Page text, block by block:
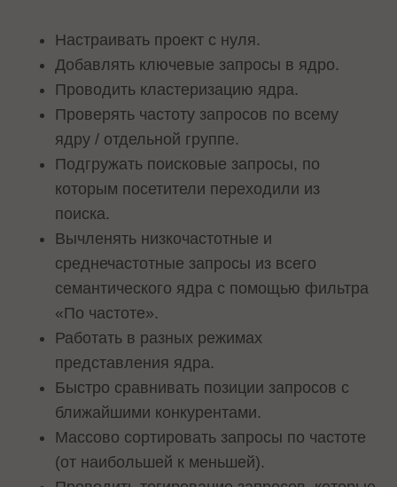
Настраивать проект с нуля.
Добавлять ключевые запросы в ядро.
Проводить кластеризацию ядра.
Проверять частоту запросов по всему
ядру / отдельной группе.
Подгружать поисковые запросы, по
которым посетители переходили из
поиска.
Вычленять низкочастотные и
среднечастотные запросы из всего
семантического ядра с помощью фильтра
«По частоте».
Работать в разных режимах
представления ядра.
Быстро сравнивать позиции запросов с
ближайшими конкурентами.
Массово сортировать запросы по частоте
(от наибольшей к меньшей).